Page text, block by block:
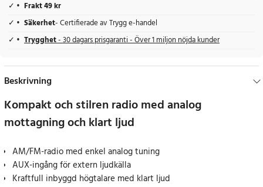
Frakt 49 kr
Säkerhet- Certifierade av Trygg e-handel
Trygghet- 30 dagars prisgaranti - Över 1 miljon nöjda kunder
Beskrivning
Kompakt och stilren radio med analog
mottagning och klart ljud
AM/FM-radio med enkel analog tuning
AUX-ingång för extern ljudkälla
Kraftfull inbyggd högtalare med klart ljud